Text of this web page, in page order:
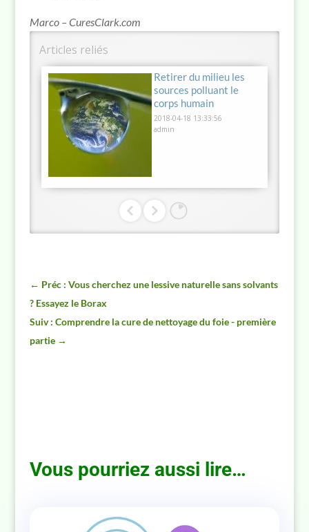
Marco – CuresClark.com
Articles reliés
Vous cherchez une
lessive naturelle sans
solvants ? Essayez le
Borax
Retirer du milieu les
sources polluant le
corps humain
2018-04-18 13:33:56
admin
Quelle eau boire ?
Les bienfaits de l’ozone
– ozonothérapie
Supplémentation en
iode lors d’un incident
nucléaire
L’endothélium, plaque
tournante de la santé
cardiovasculaire
Appendicites
parasitaires
Métaux et pathogènes :
ce que révèle le Dr
Clark sur notre santé
Cerveau, inflammation
et métaux lourds :
comprendre l’approche
du Dr Clark
Problèmes de peau : le
regard du Dr Clark sur
les déséquilibres
internes
Les recommandations
du Dr Clark lors
d’allergies
Les ebooks gratuits de
Marco Caldi
← Préc : Vous cherchez une lessive naturelle sans solvants
? Essayez le Borax
Suiv : Comprendre la cure de nettoyage du foie - première
partie→
Vous pourriez aussi lire…